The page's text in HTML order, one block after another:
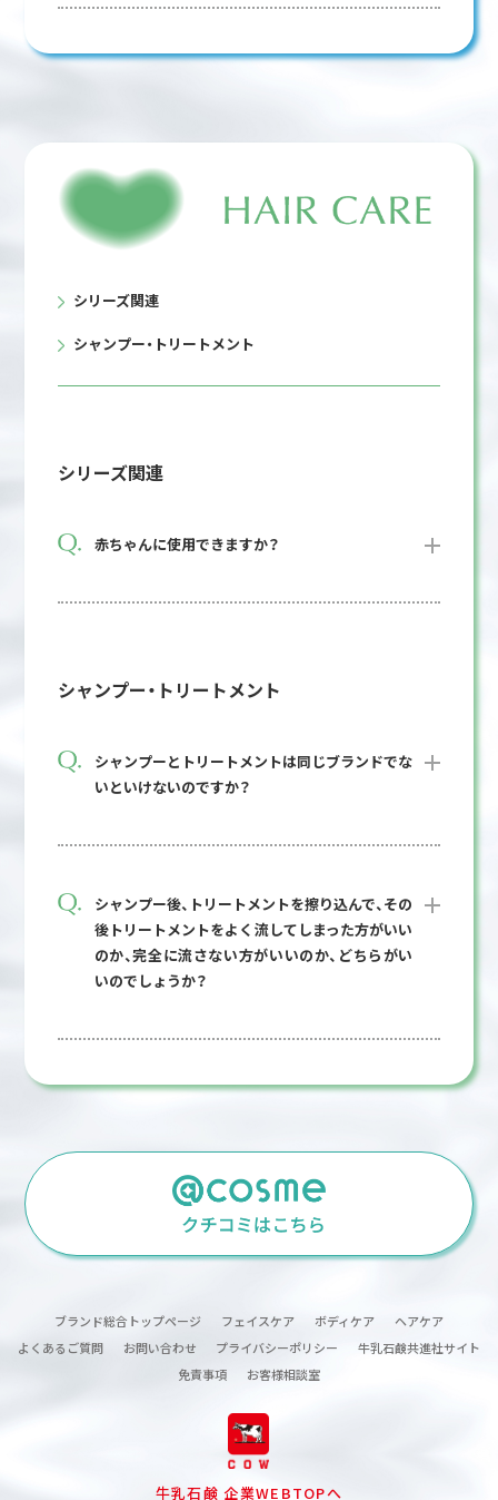
シリーズ関連
シャンプー・トリートメント
シリーズ関連
赤ちゃんに使用できますか？
シャンプー・トリートメント
シャンプーとトリートメントは同じブランドでな
いといけないのですか？
シャンプー後、トリートメントを擦り込んで、その
後トリートメントをよく流してしまった方がいい
のか、完全に流さない方がいいのか、どちらがい
いのでしょうか？
ブランド総合トップページ フェイスケア ボディケア
ヘアケア
よくあるご質問
お問い合わせ プライバシーポリシー
牛乳石鹸共進社サイト
免責事項
お客様相談室
牛乳石鹸 企業WEBTOPへ